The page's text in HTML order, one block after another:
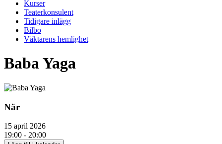
Kurser
Teaterkonsulent
Tidigare inlägg
Bilbo
Väktarens hemlighet
Baba Yaga
När
15 april 2026
19:00 - 20:00